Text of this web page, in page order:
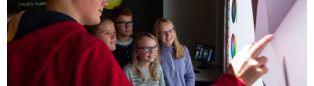
Exposiciones
Más...
Crear nueva cuenta
Solicitar una nueva contraseña